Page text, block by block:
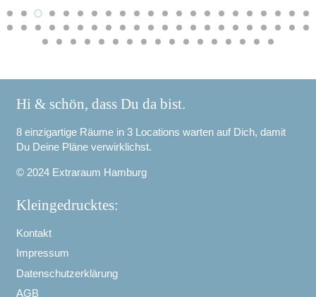
Hi & schön, dass Du da bist.
8 einzigartige Räume in 3 Locations warten auf Dich, damit
Du Deine Pläne verwirklichst.
© 2024 Extraraum Hamburg
Kleingedrucktes:
Kontakt
Impressum
Datenschutzerklärung
AGB